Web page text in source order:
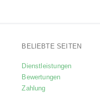
BELIEBTE SEITEN
Dienstleistungen
Bewertungen
Zahlung